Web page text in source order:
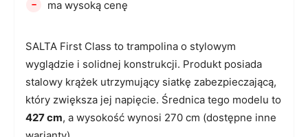
SALTA First Class to trampolina o stylowym
wyglądzie i solidnej konstrukcji. Produkt posiada
stalowy krążek utrzymujący siatkę zabezpieczającą,
który zwiększa jej napięcie. Średnica tego modelu to
427 cm, a wysokość wynosi 270 cm (dostępne inne
- ma wysoką cenę